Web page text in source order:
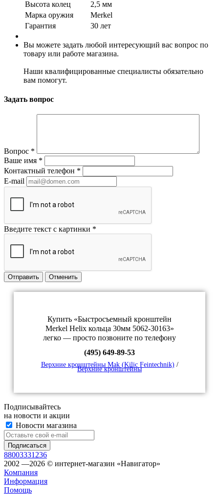
Высота колец
2,5 мм
Марка оружия
Merkel
Гарантия
30 лет
Вы можете задать любой интересующий вас вопрос по
товару или работе магазина.
Наши квалифицированные специалисты обязательно
вам помогут.
Задать вопрос
Вопрос *
Ваше имя *
Контактный телефон *
E-mail
Введите текст с картинки *
Отправить Отменить
Купить «Быстросъемный кронштейн
Merkel Helix кольца 30мм 5062-30163»
легко — просто позвоните по телефону
(495) 649-89-53
Верхние кронштейны Mak (Kilic Feintechnik) /
Верхние кронштейны
Подписывайтесь
на новости и акции
Новости магазина
88003331236
2002 —2026 © интернет-магазин «Навигатор»
Компания
Информация
Помощь